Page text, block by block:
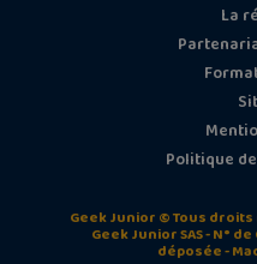
La
Politique
Geek Junior © Tous droits
Geek Junior SAS - N°
déposée -